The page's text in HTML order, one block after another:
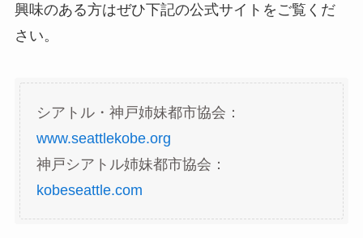
興味のある方はぜひ下記の公式サイトをご覧くだ
さい。
シアトル・神戸姉妹都市協会：
www.seattlekobe.org
神戸シアトル姉妹都市協会：
kobeseattle.com